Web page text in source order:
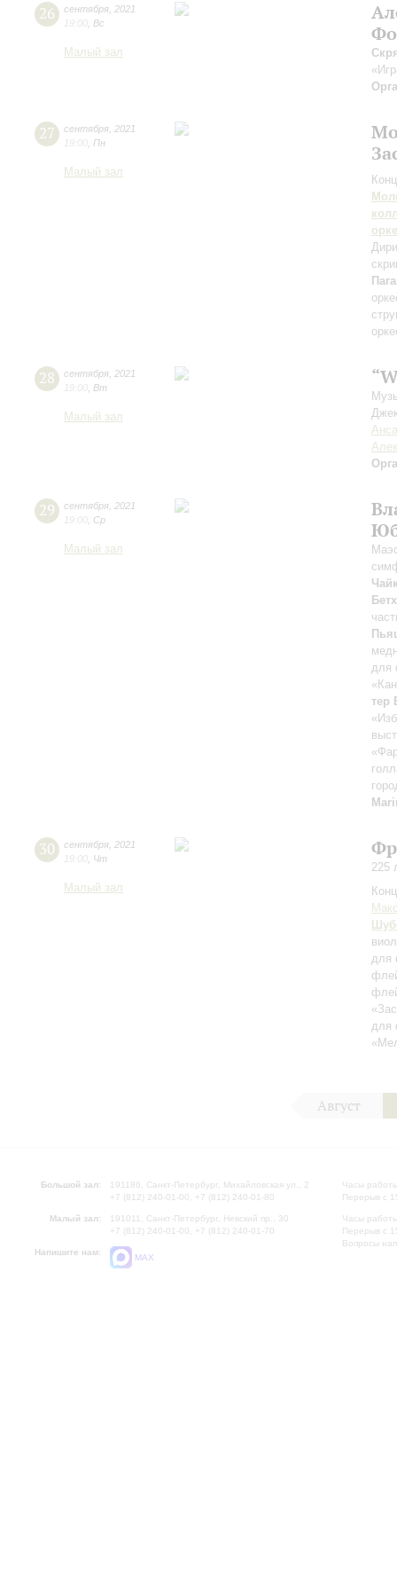
26 сентября 2021
19:00 Вс
Малый зал
27 сентября 2021
19:00 Пн
Малый зал
28 сентября 2021
19:00 Вт
Малый зал
29 сентября 2021
19:00 Ср
Малый зал
для
тер
30 сентября 2021
19:00 Чт
Малый зал
225
для
для
Август
Большой зал:
191186, Санкт-Петербург, Михайловская ул., 2
+7 (812) 240-01-00, +7 (812) 240-01-80
Малый зал:
191011, Санкт-Петербург, Невский пр., 30
+7 (812) 240-01-00, +7 (812) 240-01-70
Напишите нам:
MAX
Часы
Перерыв с
Часы
Перерыв с
Вопросы